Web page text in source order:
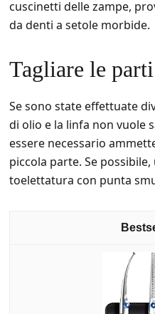
cuscinetti delle zampe,
da denti a setole morbide.
Tagliare le
Se sono state effettuate
di olio e la linfa non vuole
essere necessario
piccola parte. Se
toelettatura con punta